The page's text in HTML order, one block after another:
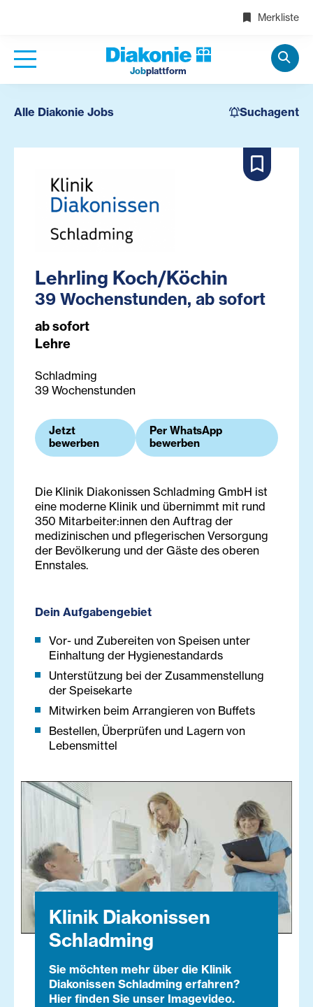
Merkliste
Jobplattform
Alle Diakonie Jobs Suchagent
Lehrling Koch/Köchin
39 Wochenstunden, ab sofort
ab sofort
Lehre
Schladming
39 Wochenstunden
Jetzt
bewerben
Per WhatsApp
bewerben
Die Klinik Diakonissen Schladming GmbH ist
eine moderne Klinik und übernimmt mit rund
350 Mitarbeiter:innen den Auftrag der
medizinischen und pflegerischen Versorgung
der Bevölkerung und der Gäste des oberen
Ennstales.
Dein Aufgabengebiet
Vor- und Zubereiten von Speisen unter
Einhaltung der Hygienestandards
Unterstützung bei der Zusammenstellung
der Speisekarte
Mitwirken beim Arrangieren von Buffets
Bestellen, Überprüfen und Lagern von
Lebensmittel
Klinik Diakonissen
Schladming
Sie möchten mehr über die Klinik
Diakonissen Schladming erfahren?
Hier finden Sie unser Imagevideo.